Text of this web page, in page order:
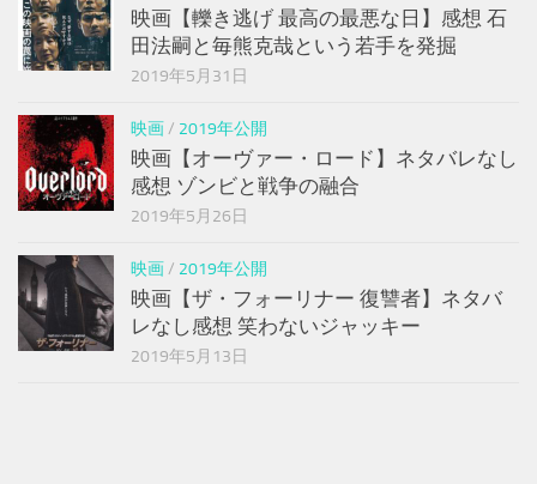
映画【轢き逃げ 最高の最悪な日】感想 石
田法嗣と毎熊克哉という若手を発掘
2019年5月31日
映画/ 2019年公開
映画【オーヴァー・ロード】ネタバレなし
感想 ゾンビと戦争の融合
2019年5月26日
映画/ 2019年公開
映画【ザ・フォーリナー 復讐者】ネタバ
レなし感想 笑わないジャッキー
2019年5月13日